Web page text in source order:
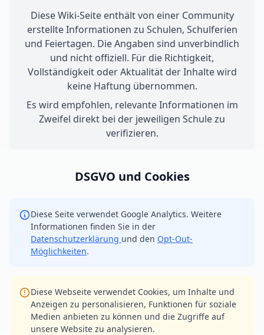
Diese Wiki-Seite enthält von einer Community
erstellte Informationen zu Schulen, Schulferien
und Feiertagen. Die Angaben sind unverbindlich
und nicht offiziell. Für die Richtigkeit,
Vollständigkeit oder Aktualität der Inhalte wird
keine Haftung übernommen.
Es wird empfohlen, relevante Informationen im
Zweifel direkt bei der jeweiligen Schule zu
verifizieren.
DSGVO und Cookies
Diese Seite verwendet Google Analytics. Weitere
Informationen finden Sie in der
Datenschutzerklärung und den Opt-Out-
Möglichkeiten.
Diese Webseite verwendet Cookies, um Inhalte und
Anzeigen zu personalisieren, Funktionen für soziale
Medien anbieten zu können und die Zugriffe auf
unsere Website zu analysieren.